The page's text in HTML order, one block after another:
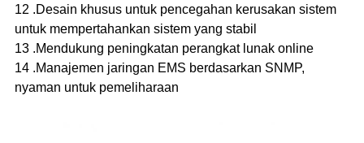
12 .Desain khusus untuk pencegahan kerusakan sistem
untuk mempertahankan sistem yang stabil
13 .Mendukung peningkatan perangkat lunak online
14 .Manajemen jaringan EMS berdasarkan SNMP,
nyaman untuk pemeliharaan